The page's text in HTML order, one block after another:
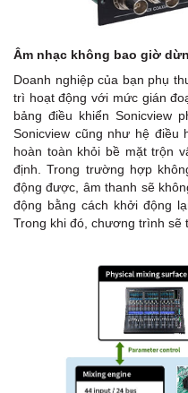
Âm nhạc không bao giờ
Doanh nghiệp của bạn phụ
trì hoạt động với mức gián
bảng điều khiển Sonicview
Sonicview cũng như hệ điều
hoàn toàn khỏi bề mặt trộn
định. Trong trường hợp
động được, âm thanh sẽ
động bằng cách khởi động
Trong khi đó, chương trình sẽ